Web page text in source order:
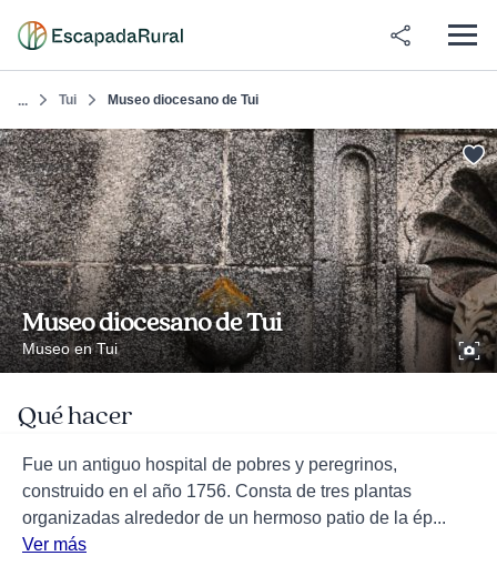
... Tui Museo diocesano de Tui
Museo diocesano de Tui
Museo en Tui
Qué hacer
Fue un antiguo hospital de pobres y peregrinos,
construido en el año 1756. Consta de tres plantas
organizadas alrededor de un hermoso patio de la ép...
Ver más